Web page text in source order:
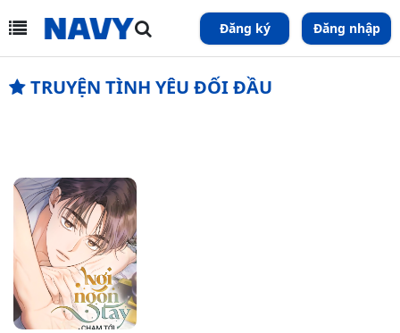
Đăng ký Đăng nhập
TRUYỆN TÌNH YÊU ĐỐI ĐẦU